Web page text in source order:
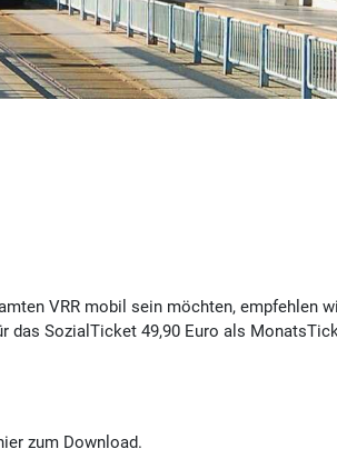
VRR mobil sein möchten, empfehlen
SozialTicket 49,90 Euro als
zum Download.